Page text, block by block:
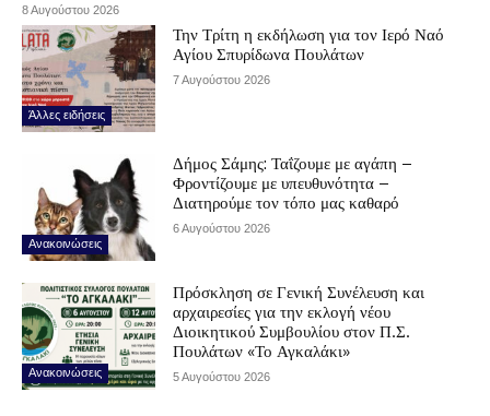
8 Αυγούστου 2026
Άλλες ειδήσεις
Την Τρίτη η εκδήλωση για τον Ιερό Ναό
Αγίου Σπυρίδωνα Πουλάτων
7 Αυγούστου 2026
Ανακοινώσεις
Δήμος Σάμης: Ταΐζουμε με αγάπη –
Φροντίζουμε με υπευθυνότητα –
Διατηρούμε τον τόπο μας καθαρό
6 Αυγούστου 2026
Ανακοινώσεις
Πρόσκληση σε Γενική Συνέλευση και
αρχαιρεσίες για την εκλογή νέου
Διοικητικού Συμβουλίου στον Π.Σ.
Πουλάτων «Το Αγκαλάκι»
5 Αυγούστου 2026